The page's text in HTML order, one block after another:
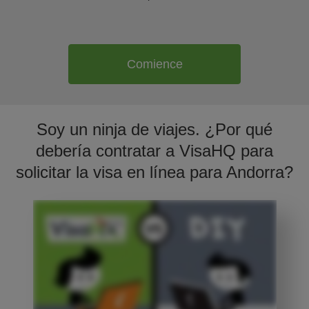
Comience
Soy un ninja de viajes. ¿Por qué
debería contratar a VisaHQ para
solicitar la visa en línea para Andorra?